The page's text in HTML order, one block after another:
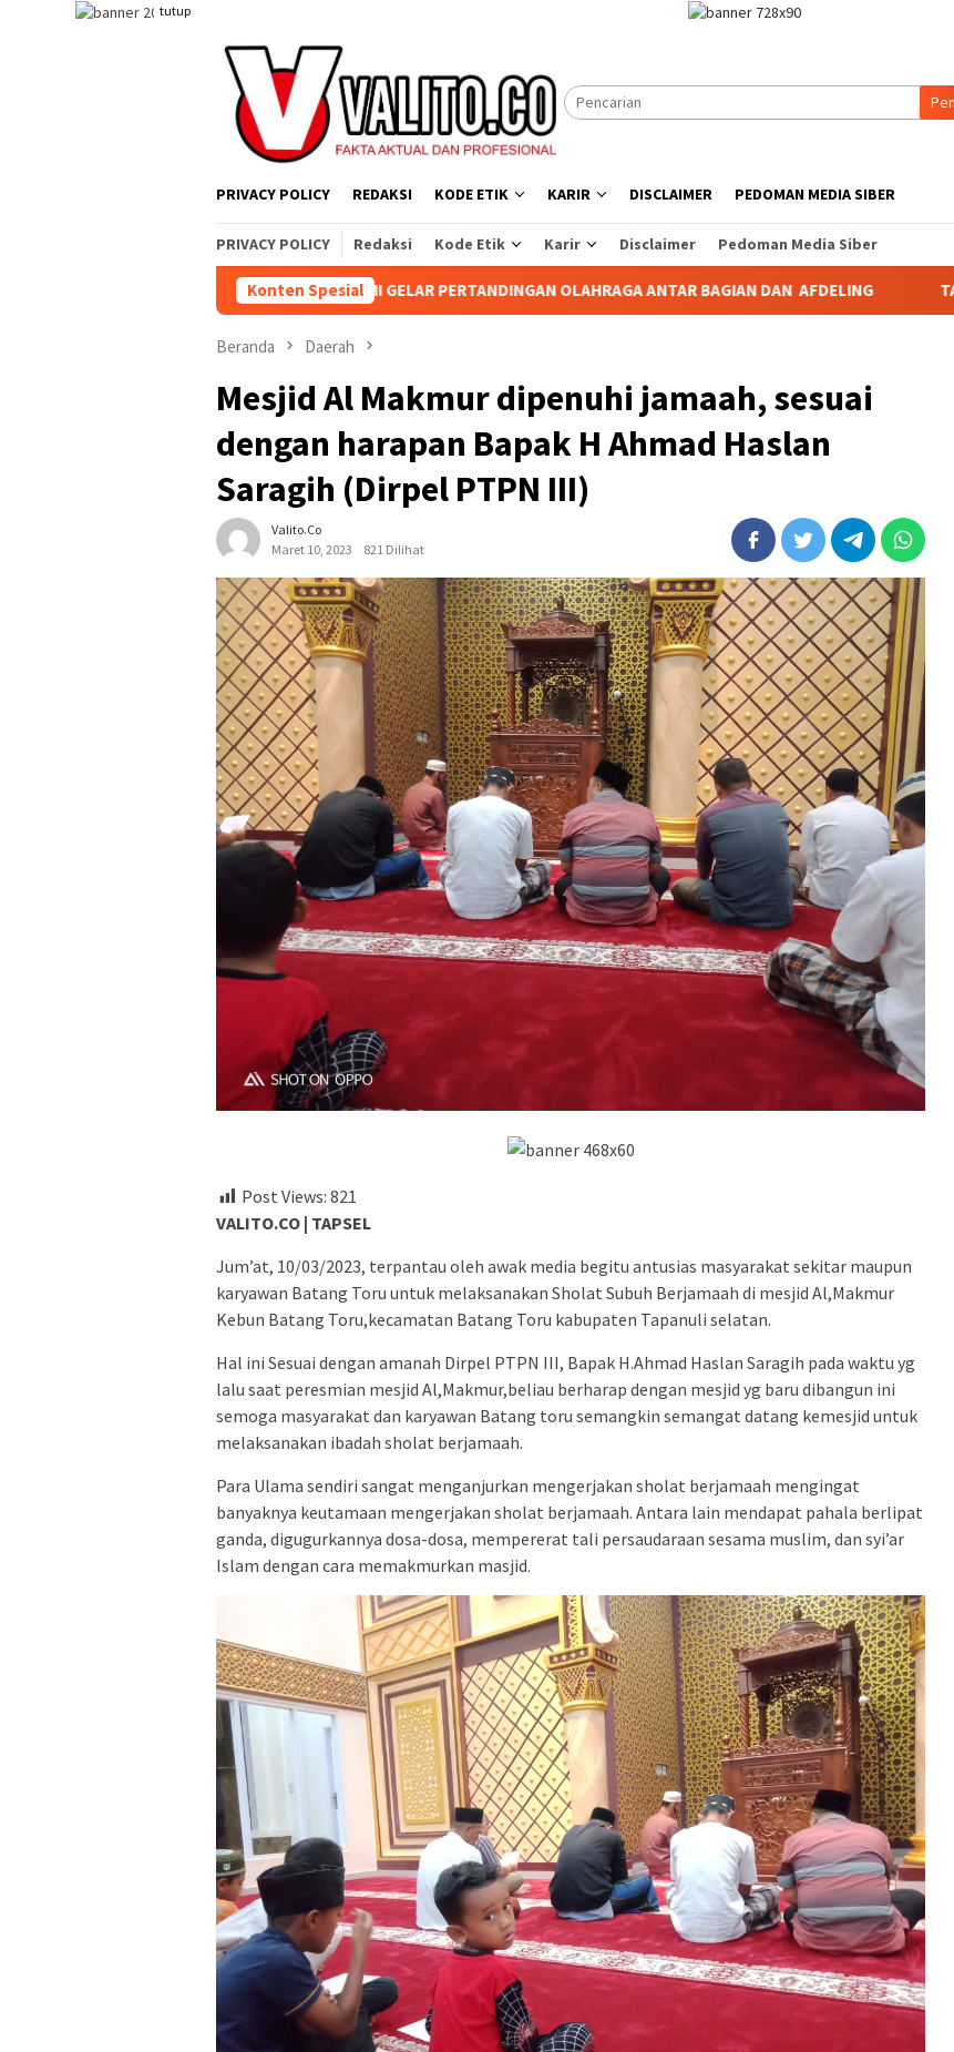
tutup
PRIVACY POLICY REDAKSI KODE ETIK KARIR DISCLAIMER PEDOMAN MEDIA SIBER
PRIVACY POLICY Redaksi Kode Etik Karir Disclaimer Pedoman Media Siber
Konten Spesial
NABARA SELATAN RESMI GELAR PERTANDINGAN OLAHRAGA ANTAR BAGIAN DAN AFDELING TABAGSEL DARURAT
Beranda Daerah
Mesjid Al Makmur dipenuhi jamaah, sesuai
dengan harapan Bapak H Ahmad Haslan
Saragih (Dirpel PTPN III)
Valito.co
Maret 10, 2023
821 Dilihat
Post Views: 821
VALITO.CO | TAPSEL
Jum’at, 10/03/2023, terpantau oleh awak media begitu antusias masyarakat sekitar maupun
karyawan Batang Toru untuk melaksanakan Sholat Subuh Berjamaah di mesjid Al,Makmur
Kebun Batang Toru,kecamatan Batang Toru kabupaten Tapanuli selatan.
Hal ini Sesuai dengan amanah Dirpel PTPN III, Bapak H.Ahmad Haslan Saragih pada waktu yg
lalu saat peresmian mesjid Al,Makmur,beliau berharap dengan mesjid yg baru dibangun ini
semoga masyarakat dan karyawan Batang toru semangkin semangat datang kemesjid untuk
melaksanakan ibadah sholat berjamaah.
Para Ulama sendiri sangat menganjurkan mengerjakan sholat berjamaah mengingat
banyaknya keutamaan mengerjakan sholat berjamaah. Antara lain mendapat pahala berlipat
ganda, digugurkannya dosa-dosa, mempererat tali persaudaraan sesama muslim, dan syi’ar
Islam dengan cara memakmurkan masjid.